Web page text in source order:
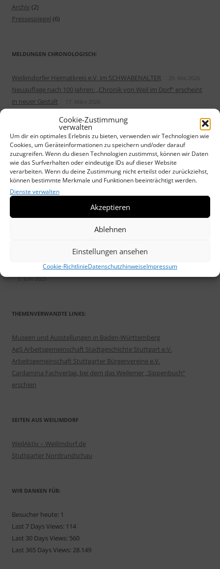
Cookie-Zustimmung
verwalten
Um dir ein optimales Erlebnis zu bieten, verwenden wir Technologien wie
Cookies, um Geräteinformationen zu speichern und/oder darauf
zuzugreifen. Wenn du diesen Technologien zustimmst, können wir Daten
wie das Surfverhalten oder eindeutige IDs auf dieser Website
verarbeiten. Wenn du deine Zustimmung nicht erteilst oder zurückziehst,
können bestimmte Merkmale und Funktionen beeinträchtigt werden.
Dienste verwalten
Akzeptieren
Ablehnen
Einstellungen ansehen
Cookie-RichtlinieDatenschutzhinweiseImpressum
Archiv (2)
Pressespiegel (6)
MELDUNGEN CHRONOLOGISCH:
Weilimdorfer Heimatkreis e.V. im SCHWABENALTER 29. Mai 2026
Neuauflage nach 100 Jahren: „Chronik von Weil im Dorf“ erscheint
in neuer Gestalt
17. März 2026
5. März 2026
Sonderausstellung WACHSSTÖCKE und Maria Lichtmeß
13. Januar
2026
Weilimdorfer Heimatkreis unterstützt „DRAUSSENKUNST“
Oktober 2025
Neues Heimatblatt erschienen: „Die Wolfbuschsiedlung im Wandel“
30. September 2025
Veranstaltungen des Heimatkreis im Herbst/Winter 2025/26
September 2025
Weilimdorfer Heimatblatt Nr. 51 befasst sich mit der Wolfbusch-
Draußenkunst – Spaziergänge in Weilimdorf
Einladung zur MATINÉE am 22. Juni 2025: „G’schichta ond Sprüch’ „
5. Juni 2025
THEMENVERWANDTE LINKS:
Museen und Ausstellungen in Baden-Württemberg
AgS Arbeitsgemeinschaft Stadtgeschichte Stuttgart e.V.
Arbeitsgemeinschaft Stuttgarter Bürgervereine e.V.
Cardamina Fachverlag, bei dem das Weilemer „Sippenbuch“
erschien
SEITEN AUS WEILIMDORF
WeilAktiv – Weilimdorf.de
Stuttgarter Nordrundschau
WIR DANKEN FÜR:
Besucher heute: 1
Last 7 Days Views: 114
Last 30 Days Views: 560
Last 365 Days Views: 28.149